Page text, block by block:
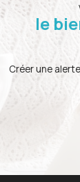
le
Créer une